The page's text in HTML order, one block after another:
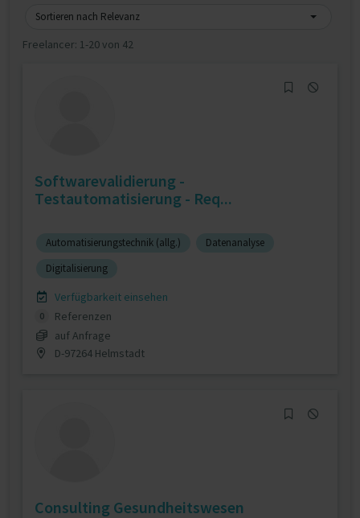
Sortieren nach Relevanz
Freelancer: 1-20 von 42
Softwarevalidierung -
Testautomatisierung - Req...
Automatisierungstechnik (allg.)
Datenanalyse
Digitalisierung
Verfügbarkeit einsehen
0
Referenzen
auf Anfrage
D-97264 Helmstadt
Consulting Gesundheitswesen